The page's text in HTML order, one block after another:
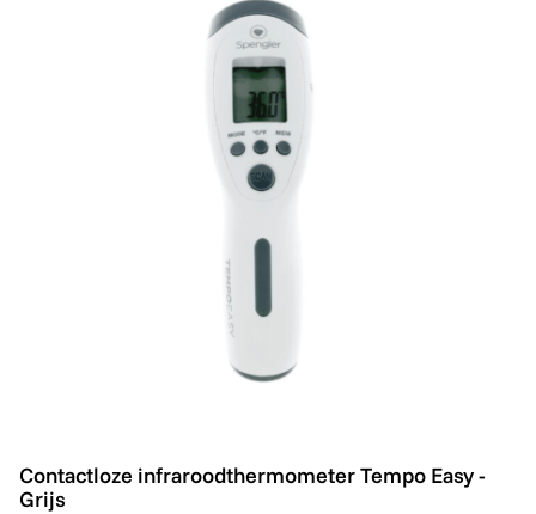
Contactloze infraroodthermometer Tempo Easy - Grijs
Contactloze infraroodthermometer Tempo Easy -
Grijs